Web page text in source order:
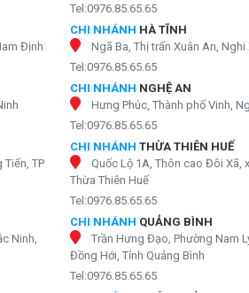
Định
TP
Ninh,
Tel:0976.85.65.65
CHI NHÁNH HÀ TĨNH
Ngã Ba, Thị trấn Xuân An, Nghi
Tel:0976.85.65.65
CHI NHÁNH NGHỆ AN
Hưng Phúc, Thành phố Vinh,
Tel:0976.85.65.65
CHI NHÁNH THỪA THIÊN HUẾ
Quốc Lộ 1A, Thôn cao Đôi Xã,
Thừa Thiên Huế
Tel:0976.85.65.65
CHI NHÁNH QUẢNG BÌNH
Trần Hưng Đạo, Phường Nam
Đồng Hới, Tỉnh Quảng Bình
Tel:0976.85.65.65